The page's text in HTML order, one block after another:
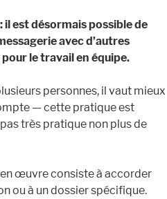
est désormais possible de
avec d’autres
le travail en équipe.
personnes, il vaut mieux
— cette pratique est
très pratique non plus de
œuvre consiste à accorder
ou à un dossier spécifique.